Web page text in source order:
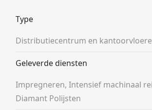
Type
Distributiecentrum en
Geleverde diensten
Impregneren, Intensief machinaal
Diamant Polijsten